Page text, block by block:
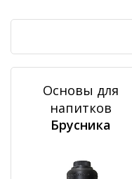
Основы для
напитков
Брусника